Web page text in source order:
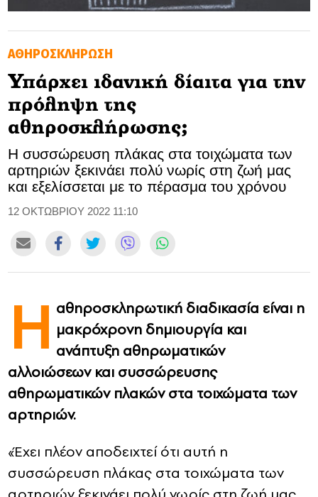
SOOZIE’S FRIENDS
CULTURE
TASTELAND
TECH
HEALTH
MEDIALAND
DRIVE
DIA Y NOCHE
CONTACT
ADVERTISE
ΑΘΗΡΟΣΚΛΗΡΩΣΗ
Υπάρχει ιδανική δίαιτα για την
πρόληψη της
αθηροσκλήρωσης;
Η συσσώρευση πλάκας στα τοιχώματα των
αρτηριών ξεκινάει πολύ νωρίς στη ζωή μας
και εξελίσσεται με το πέρασμα του χρόνου
12 ΟΚΤΩΒΡΙΟΥ 2022 11:10
Η αθηροσκληρωτική διαδικασία είναι η
μακρόχρονη δημιουργία και
ανάπτυξη αθηρωματικών
αλλοιώσεων και συσσώρευσης
αθηρωματικών πλακών στα τοιχώματα των
αρτηριών.
«Έχει πλέον αποδειχτεί ότι αυτή η
συσσώρευση πλάκας στα τοιχώματα των